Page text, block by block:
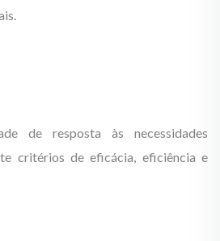
de resposta às necessidades
critérios de eficácia, eficiência e